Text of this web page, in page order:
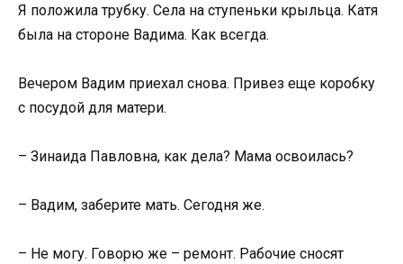
Я положила трубку. Села на ступеньки крыльца. Катя
была на стороне Вадима. Как всегда.
Вечером Вадим приехал снова. Привез еще коробку
с посудой для матери.
– Зинаида Павловна, как дела? Мама освоилась?
– Вадим, заберите мать. Сегодня же.
– Не могу. Говорю же – ремонт. Рабочие сносят